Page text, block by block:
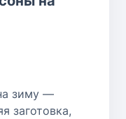
зиму —
заготовка,